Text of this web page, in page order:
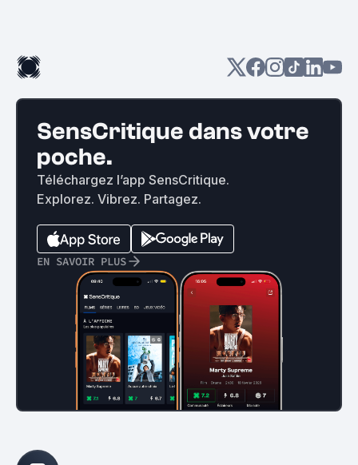
SensCritique dans votre
poche.
Téléchargez l’app SensCritique.
Explorez. Vibrez. Partagez.
EN SAVOIR PLUS